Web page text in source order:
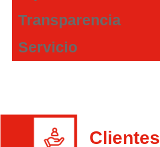
Transparencia
Servicio
Clientes